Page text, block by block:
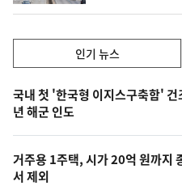
기,
최
신,
오
늘
인기 뉴스
기
뉴
스
국내 첫 '한국형 이지스구축함'
년 해군 인도
거주용 1주택, 시가 20억 원까지
서 제외